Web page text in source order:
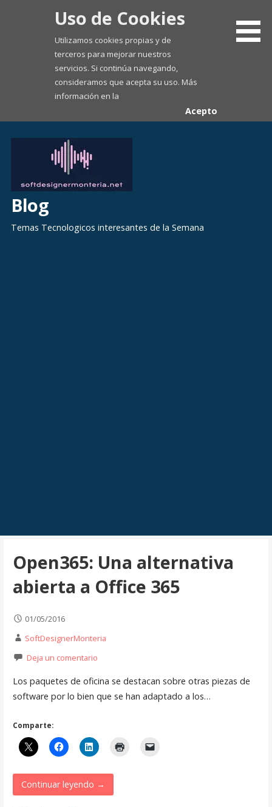
Uso de Cookies
Utilizamos cookies propias y de
terceros para mejorar nuestros
servicios. Si continúa navegando,
consideramos que acepta su uso. Más
información en la
Acepto
Blog
Temas Tecnologicos interesantes de la Semana
Open365: Una alternativa
abierta a Office 365
01/05/2016
SoftDesignerMonteria
Deja un comentario
Los paquetes de oficina se destacan sobre otras piezas de
software por lo bien que se han adaptado a los…
Comparte:
Continuar leyendo →